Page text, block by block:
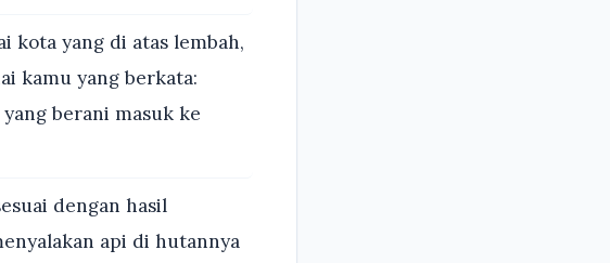
kota yang di atas lembah,
kamu yang berkata:
berani masuk ke
dengan hasil
api di hutannya